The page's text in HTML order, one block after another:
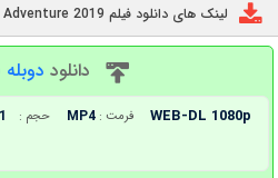
لینک های دانلود فیلم MidKnight Adventure 2019
دانلود
WEB-DL 1080p فرمت : MP4 حجم :